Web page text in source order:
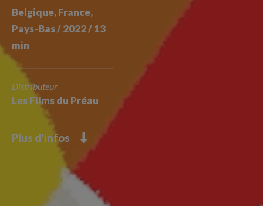
Belgique, France,
Pays-Bas / 2022 / 13
min
Distributeur
Les FIlms du Préau
Plus d'infos